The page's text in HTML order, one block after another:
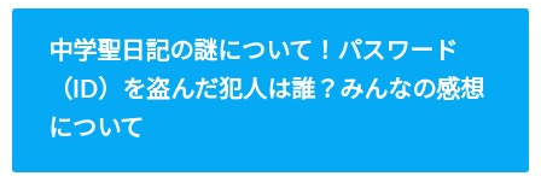
中学聖日記の謎について！パスワード
（ID）を盗んだ犯人は誰？みんなの感想
について